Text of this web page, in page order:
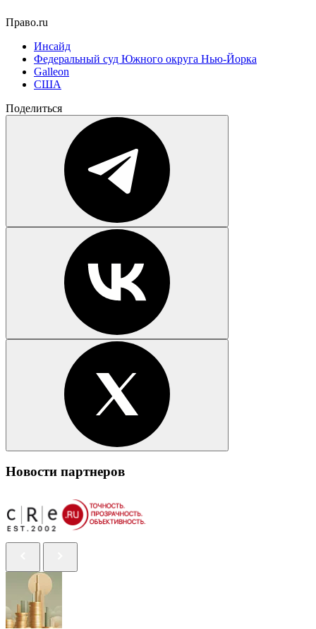
Право.ru
Инсайд
Федеральный суд Южного округа Нью-Йорка
Galleon
США
Поделиться
Новости партнеров